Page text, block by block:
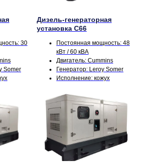
30
Somer
Дизель-генераторная
установка C66
Постоянная мощность: 48
кВт / 60 кВА
Двигатель: Cummins
Генератор: Leroy Somer
Исполнение: кожух